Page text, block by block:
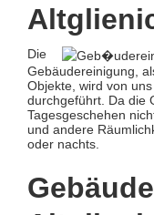
Die
Gebäudereinigung,
Objekte, wird von
durchgeführt. Da die
Tagesgeschehen
und andere
oder nachts.